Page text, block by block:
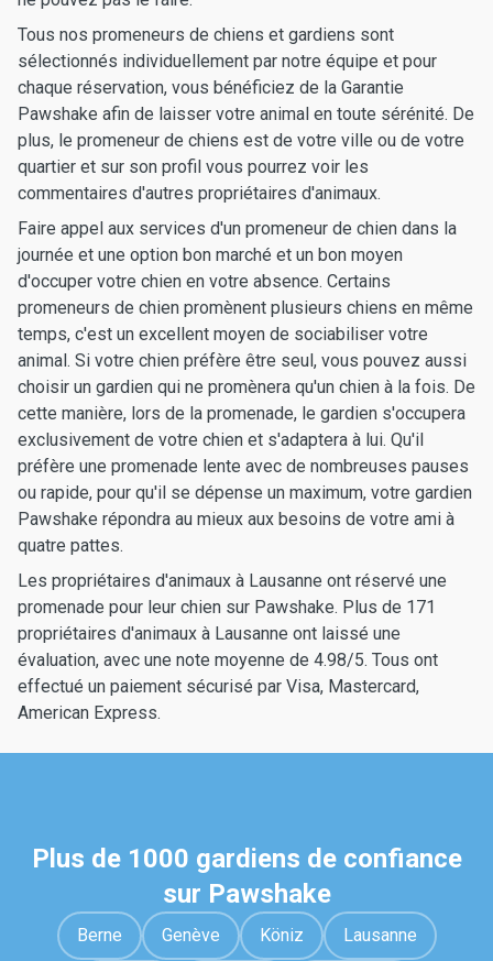
Tous nos promeneurs de chiens et gardiens sont
sélectionnés individuellement par notre équipe et pour
chaque réservation, vous bénéficiez de la Garantie
Pawshake afin de laisser votre animal en toute sérénité. De
plus, le promeneur de chiens est de votre ville ou de votre
quartier et sur son profil vous pourrez voir les
commentaires d'autres propriétaires d'animaux.
Faire appel aux services d'un promeneur de chien dans la
journée et une option bon marché et un bon moyen
d'occuper votre chien en votre absence. Certains
promeneurs de chien promènent plusieurs chiens en même
temps, c'est un excellent moyen de sociabiliser votre
animal. Si votre chien préfère être seul, vous pouvez aussi
choisir un gardien qui ne promènera qu'un chien à la fois. De
cette manière, lors de la promenade, le gardien s'occupera
exclusivement de votre chien et s'adaptera à lui. Qu'il
préfère une promenade lente avec de nombreuses pauses
ou rapide, pour qu'il se dépense un maximum, votre gardien
Pawshake répondra au mieux aux besoins de votre ami à
quatre pattes.
Les propriétaires d'animaux à Lausanne ont réservé une
promenade pour leur chien sur Pawshake. Plus de 171
propriétaires d'animaux à Lausanne ont laissé une
évaluation, avec une note moyenne de 4.98/5. Tous ont
effectué un paiement sécurisé par Visa, Mastercard,
American Express.
Plus de 1000 gardiens de confiance
sur Pawshake
Berne Genève Köniz Lausanne